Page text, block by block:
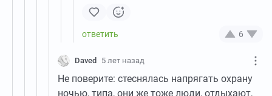
6
Daved 5 лет назад
Не поверите: стеснялась напрягать охрану
ночью, типа, они же тоже люди, отдыхают,